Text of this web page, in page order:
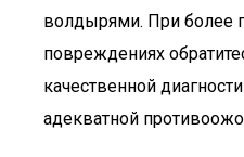
волдырями. При более
повреждениях
качественной
адекватной